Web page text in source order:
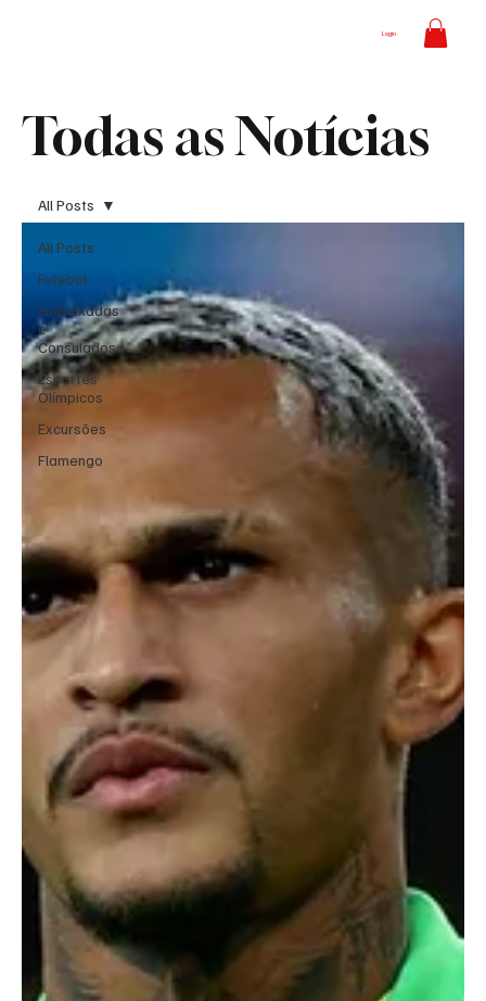
Login
Todas as Notícias
All Posts
Futebol
Embaixadas
e
Consulados
Esportes
Olímpicos
Excursões
Flamengo
All Posts